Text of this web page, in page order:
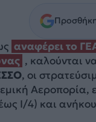
αναφέρει το
, καλούνται
, οι
Αεροπορία,
Ι/4) και